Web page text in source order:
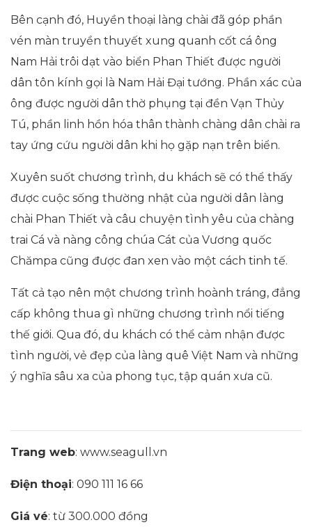
Bên cạnh đó, Huyền thoại làng chài đã góp phần
vén màn truyền thuyết xung quanh cốt cá ông
Nam Hải trôi dạt vào biển Phan Thiết được người
dân tôn kính gọi là Nam Hải Đại tướng. Phần xác của
ông được người dân thờ phụng tại đền Vạn Thủy
Tú, phần linh hồn hóa thân thành chàng dân chài ra
tay ứng cứu người dân khi họ gặp nạn trên biển.
Xuyên suốt chương trình, du khách sẽ có thể thấy
được cuộc sống thường nhật của người dân làng
chài Phan Thiết và câu chuyện tình yêu của chàng
trai Cá và nàng công chúa Cát của Vương quốc
Chămpa cũng được đan xen vào một cách tinh tế.
Tất cả tạo nên một chương trình hoành tráng, đẳng
cấp không thua gì những chương trình nổi tiếng
thế giới. Qua đó, du khách có thể cảm nhận được
tình người, vẻ đẹp của làng quê Việt Nam và những
ý nghĩa sâu xa của phong tục, tập quán xưa cũ.
Trang web: www.seagull.vn
Điện thoại: 090 111 16 66
Giá vé: từ 300.000 đồng